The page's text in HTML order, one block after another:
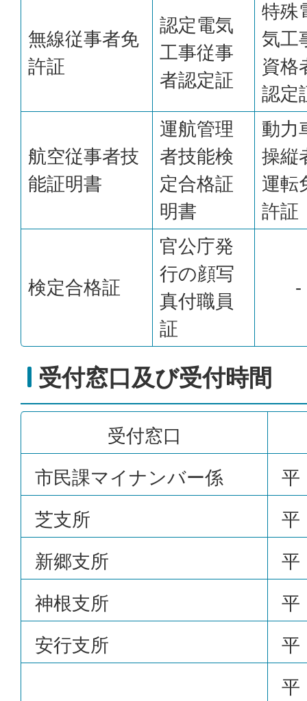
無線従事者免
許証
認定電気
工事従事
者認定証
特殊
気工
資格
認定
航空従事者技
能証明書
運航管理
者技能検
定合格証
明書
動力
操縦
運転
許証
検定合格証
官公庁発
行の顔写
真付職員
証
-
受付窓口及び受付時間
受付窓口
市民課マイナンバー係
平
芝支所
平
新郷支所
平
神根支所
平
安行支所
平
平